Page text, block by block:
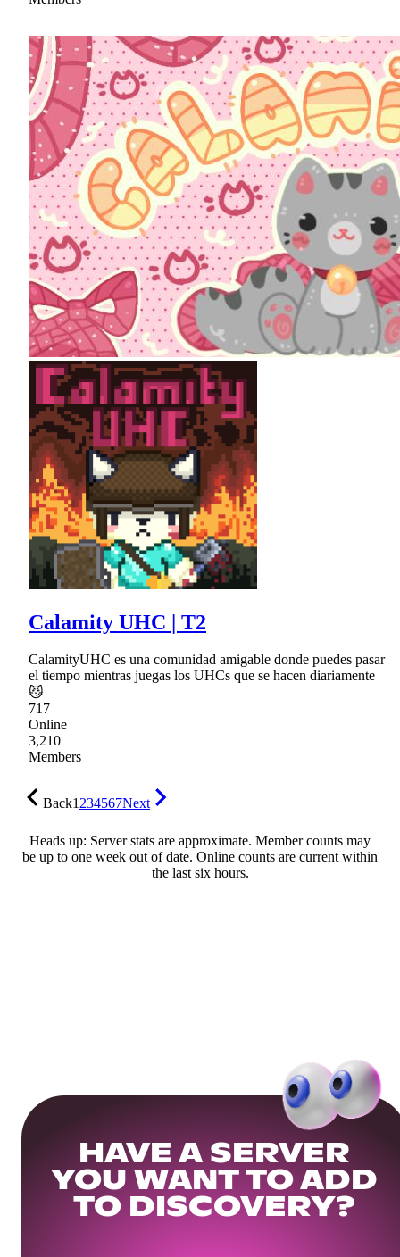
Calamity UHC | T2
CalamityUHC es una comunidad amigable donde puedes pasar
el tiempo mientras juegas los UHCs que se hacen diariamente
😼
717
Online
3,210
Members
Back1234567Next
Heads up: Server stats are approximate. Member counts may
be up to one week out of date. Online counts are current within
the last six hours.
HAVE A SERVER
YOU WANT TO ADD
TO DISCOVERY?